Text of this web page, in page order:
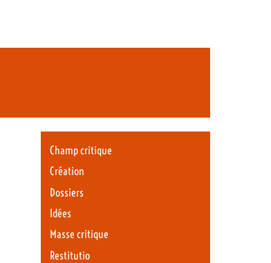
Champ critique
Création
Dossiers
Idées
Masse critique
Restitutio